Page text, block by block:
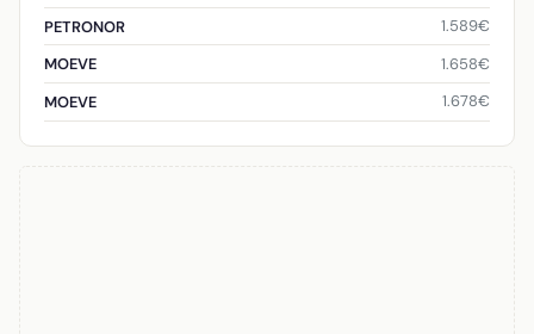
PETRONOR
1.589€
MOEVE
1.658€
MOEVE
1.678€